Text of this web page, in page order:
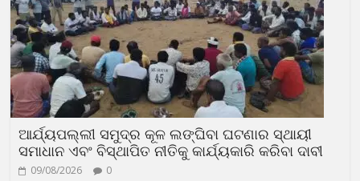
ଆର୍ଯ୍ୟପଲ୍ଲୀ ସମୁଦ୍ର କୂଳ ଲଙ୍ଘିବା ଘଟଣାର ସ୍ଥାୟୀ
ସମାଧାନ ଏବଂ ବିସ୍ଥାପିତ ନୀତିକୁ କାର୍ଯ୍ୟକାରି କରିବା ଦାବୀ
09/08/2026 0